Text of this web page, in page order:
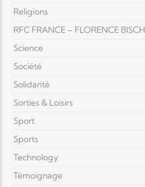
Religions
RFC FRANCE – FLORENCE BISCH
Science
Société
Solidarité
Sorties & Loisirs
Sport
Sports
Technology
Témoignage